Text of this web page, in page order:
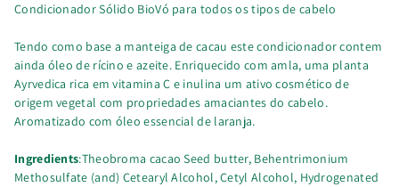
Condicionador Sólido BioVó para todos os tipos de cabelo
Tendo como base a manteiga de cacau este condicionador contem
ainda óleo de rícino e azeite. Enriquecido com amla, uma planta
Ayrvedica rica em vitamina C e inulina um ativo cosmético de
origem vegetal com propriedades amaciantes do cabelo.
Aromatizado com óleo essencial de laranja.
Ingredients:Theobroma cacao Seed butter, Behentrimonium
Methosulfate (and) Cetearyl Alcohol, Cetyl Alcohol, Hydrogenated